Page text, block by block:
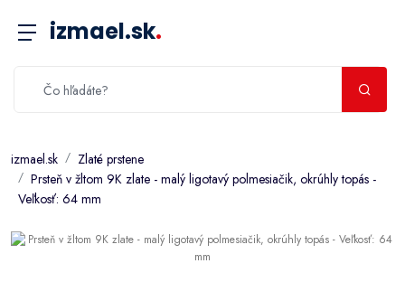
izmael.sk.
izmael.sk
Zlaté prstene
Prsteň v žltom 9K zlate - malý ligotavý polmesiačik, okrúhly topás -
Veľkosť: 64 mm